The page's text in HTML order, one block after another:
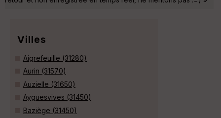
Villes
Aigrefeuille (31280)
Aurin (31570)
Auzielle (31650)
Ayguesvives (31450)
Baziège (31450)